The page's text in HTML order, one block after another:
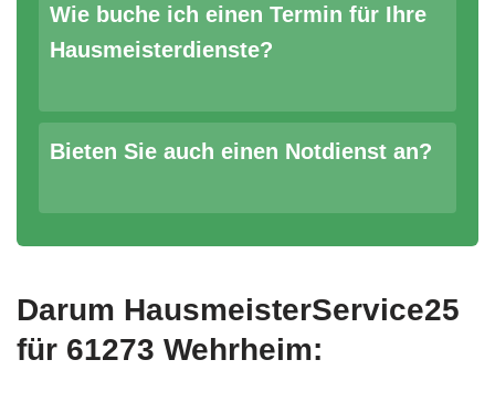
Wie buche ich einen Termin für Ihre
Hausmeisterdienste?
Bieten Sie auch einen Notdienst an?
Darum HausmeisterService25
für 61273 Wehrheim: